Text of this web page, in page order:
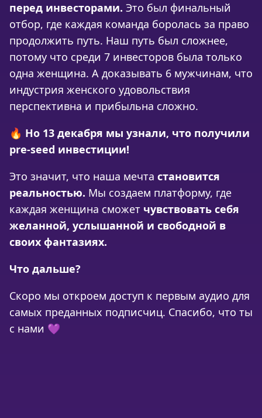
перед инвесторами. Это был финальный
отбор, где каждая команда боролась за право
продолжить путь. Наш путь был сложнее,
потому что среди 7 инвесторов была только
одна женщина. А доказывать 6 мужчинам, что
индустрия женского удовольствия
перспективна и прибыльна сложно.
🔥 Но 13 декабря мы узнали, что получили
pre-seed инвестиции!
Это значит, что наша мечта становится
реальностью. Мы создаем платформу, где
каждая женщина сможет чувствовать себя
желанной, услышанной и свободной в
своих фантазиях.
Что дальше?
Скоро мы откроем доступ к первым аудио для
самых преданных подписчиц. Спасибо, что ты
с нами 💜